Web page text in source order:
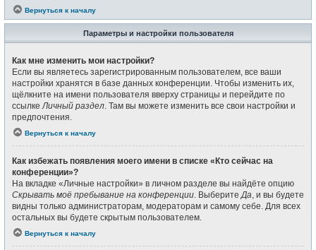
Вернуться к началу
Параметры и настройки пользователя
Как мне изменить мои настройки?
Если вы являетесь зарегистрированным пользователем, все ваши
настройки хранятся в базе данных конференции. Чтобы изменить их,
щёлкните на имени пользователя вверху страницы и перейдите по
ссылкеЛичный раздел. Там вы можете изменить все свои настройки и
предпочтения.
Вернуться к началу
Как избежать появления моего имени в списке «Кто сейчас на
конференции»?
На вкладке «Личные настройки» в личном разделе вы найдёте опцию
Скрывать моё пребывание на конференции. ВыберитеДа, и вы будете
видны только администраторам, модераторам и самому себе. Для всех
остальных вы будете скрытым пользователем.
Вернуться к началу